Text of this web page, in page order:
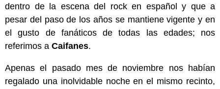
dentro de la escena del rock en español y que a
pesar del paso de los años se mantiene vigente y en
el gusto de fanáticos de todas las edades; nos
referimos a Caifanes.
Apenas el pasado mes de noviembre nos habían
regalado una inolvidable noche en el mismo recinto,